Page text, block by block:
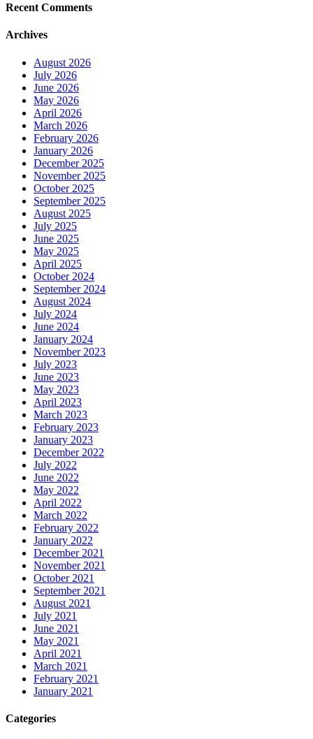
Recent Comments
Archives
August 2026
July 2026
June 2026
May 2026
April 2026
March 2026
February 2026
January 2026
December 2025
November 2025
October 2025
September 2025
August 2025
July 2025
June 2025
May 2025
April 2025
October 2024
September 2024
August 2024
July 2024
June 2024
January 2024
November 2023
July 2023
June 2023
May 2023
April 2023
March 2023
February 2023
January 2023
December 2022
July 2022
June 2022
May 2022
April 2022
March 2022
February 2022
January 2022
December 2021
November 2021
October 2021
September 2021
August 2021
July 2021
June 2021
May 2021
April 2021
March 2021
February 2021
January 2021
Categories